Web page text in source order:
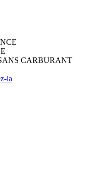
CARBURANT
la